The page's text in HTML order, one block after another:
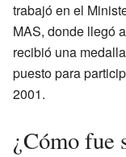
trabajó en el
MAS, donde llegó
recibió una
puesto para
2001.
¿Cómo fue